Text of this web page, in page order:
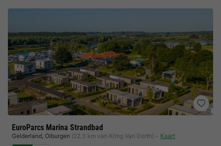
EuroParcs Marina Strandbad
Gelderland, Olburgen (22,3 km van Kring Van Dorth) Kaart